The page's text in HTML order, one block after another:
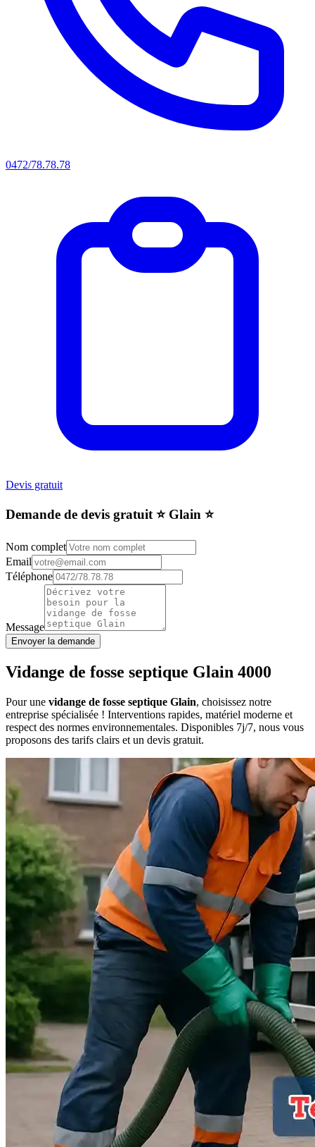
0472/78.78.78
Devis gratuit
Demande de devis gratuit ⭐️ Glain ⭐️
Nom complet
Email
Téléphone
Message
Envoyer la demande
Vidange de fosse septique Glain 4000
Pour une vidange de fosse septique Glain, choisissez notre
entreprise spécialisée ! Interventions rapides, matériel moderne et
respect des normes environnementales. Disponibles 7j/7, nous vous
proposons des tarifs clairs et un devis gratuit.